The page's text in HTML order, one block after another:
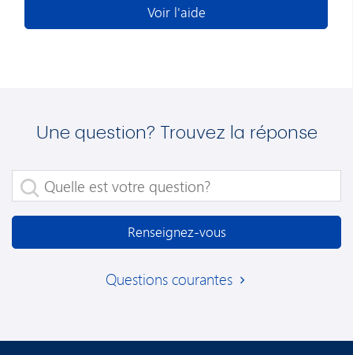
Voir l'aide
Une question? Trouvez la réponse
Quelle est votre question?
Renseignez-vous
Questions courantes